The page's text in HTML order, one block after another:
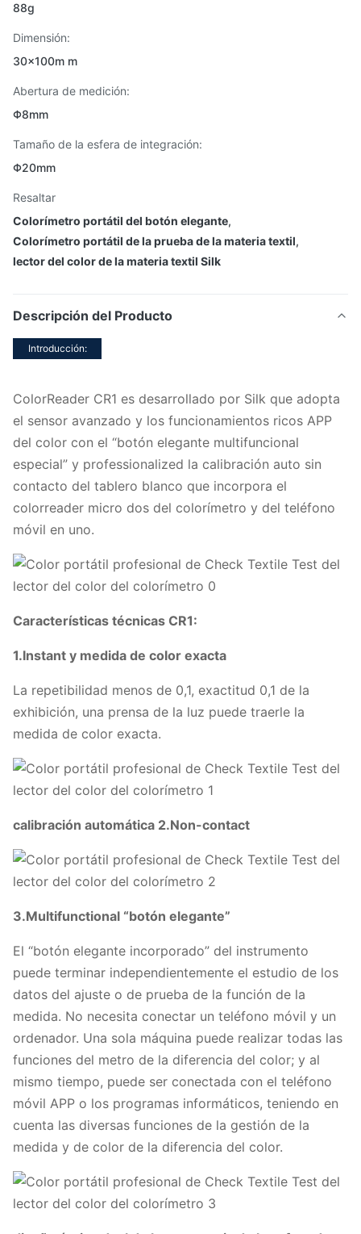
88g
Dimensión:
30x100m m
Abertura de medición:
Φ8mm
Tamaño de la esfera de integración:
Φ20mm
Resaltar
Colorímetro portátil del botón elegante,
Colorímetro portátil de la prueba de la materia textil,
lector del color de la materia textil Silk
Descripción del Producto
Introducción:
ColorReader CR1 es desarrollado por Silk que adopta
el sensor avanzado y los funcionamientos ricos APP
del color con el “botón elegante multifuncional
especial” y professionalized la calibración auto sin
contacto del tablero blanco que incorpora el
colorreader micro dos del colorímetro y del teléfono
móvil en uno.
Características técnicas CR1:
1.Instant y medida de color exacta
La repetibilidad menos de 0,1, exactitud 0,1 de la
exhibición, una prensa de la luz puede traerle la
medida de color exacta.
calibración automática 2.Non-contact
3.Multifunctional “botón elegante”
El “botón elegante incorporado” del instrumento
puede terminar independientemente el estudio de los
datos del ajuste o de prueba de la función de la
medida. No necesita conectar un teléfono móvil y un
ordenador. Una sola máquina puede realizar todas las
funciones del metro de la diferencia del color; y al
mismo tiempo, puede ser conectada con el teléfono
móvil APP o los programas informáticos, teniendo en
cuenta las diversas funciones de la gestión de la
medida y de color de la diferencia del color.